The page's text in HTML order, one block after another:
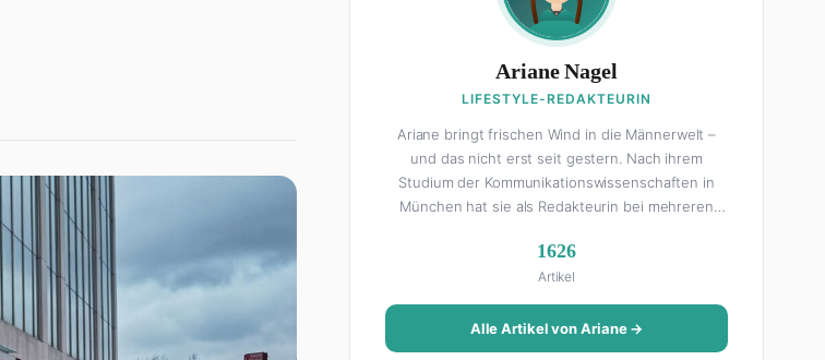
Ariane Nagel
LIFESTYLE-REDAKTEURIN
Ariane bringt frischen Wind in die Männerwelt –
und das nicht erst seit gestern. Nach ihrem
Studium der Kommunikationswissenschaften in
München hat sie als Redakteurin bei mehreren
FHM-Team gestoßen ist. Als Lifestyle-Redakteurin
schreibt sie über alles, was das Leben schöner
macht: von Interior Design und Reise-Tipps über
Food-Trends bis hin zu Beziehungsratgebern, die
auch Männer gerne lesen. Ihre Geheimwaffe: Sie
1626
Artikel
Alle Artikel von Ariane →